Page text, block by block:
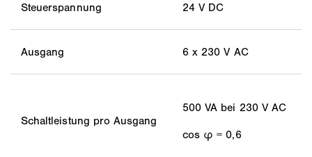
Steuerspannung 24 V DC
Ausgang 6 x 230 V AC
Schaltleistung pro Ausgang
500 VA bei 230 V AC
cos φ = 0,6